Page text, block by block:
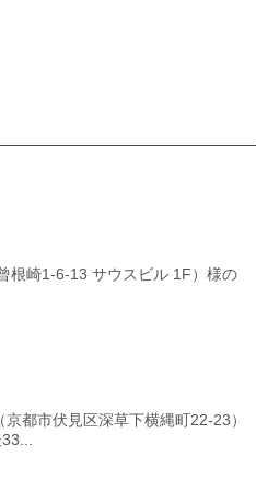
根崎1-6-13 サウスビル 1F）様の
都市伏見区深草下横縄町22-23）